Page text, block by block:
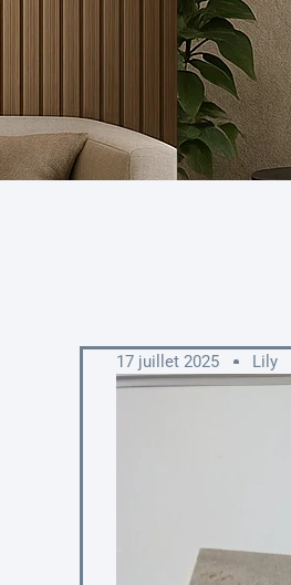
17 juillet 2025 Lily